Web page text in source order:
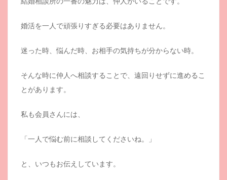
婚活を一人で頑張りすぎる必要はありません。
迷った時、悩んだ時、お相手の気持ちが分からない時。
そんな時に仲人へ相談することで、遠回りせずに進めるこ
とがあります。
私も会員さんには、
「一人で悩む前に相談してくださいね。」
と、いつもお伝えしています。